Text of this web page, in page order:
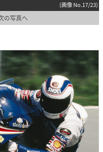
(画像 No.17/23)
の写真へ